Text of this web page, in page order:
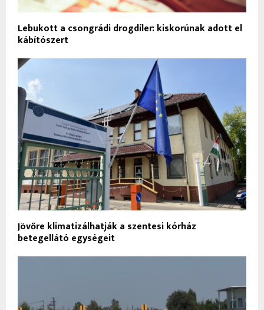
Lebukott a csongrádi drogdíler: kiskorúnak adott el
kábítószert
Jövőre klimatizálhatják a szentesi kórház
betegellátó egységeit